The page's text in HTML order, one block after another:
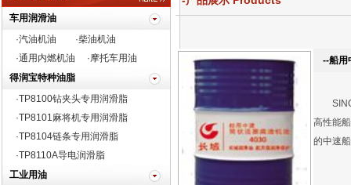
车用润滑油
·汽油机油
·柴油机油
·通用内燃机油
·摩托车用油
得润宝特种油脂
·TP8100钻夹头专用润滑脂
·TP8101麻将机专用润滑脂
·TP8104链条专用润滑脂
·TP8110A导电润滑脂
工业用油
--船用
高性能
的中速